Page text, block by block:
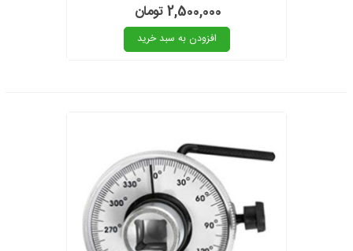
2,500,000 تومان
افزودن به سبد خرید